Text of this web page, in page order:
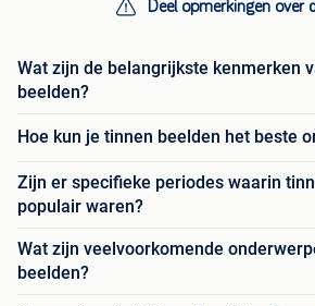
Deel opmerkingen over
Wat zijn de belangrijkste kenmerken
beelden?
Hoe kun je tinnen beelden het beste
Zijn er specifieke periodes waarin
populair waren?
Wat zijn veelvoorkomende
beelden?